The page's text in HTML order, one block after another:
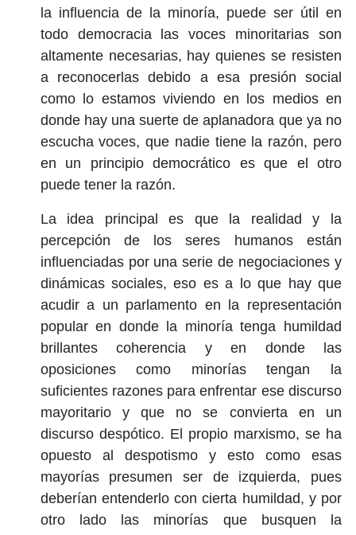
la influencia de la minoría, puede ser útil en
todo democracia las voces minoritarias son
altamente necesarias, hay quienes se resisten
a reconocerlas debido a esa presión social
como lo estamos viviendo en los medios en
donde hay una suerte de aplanadora que ya no
escucha voces, que nadie tiene la razón, pero
en un principio democrático es que el otro
puede tener la razón.
La idea principal es que la realidad y la
percepción de los seres humanos están
influenciadas por una serie de negociaciones y
dinámicas sociales, eso es a lo que hay que
acudir a un parlamento en la representación
popular en donde la minoría tenga humildad
brillantes coherencia y en donde las
oposiciones como minorías tengan la
suficientes razones para enfrentar ese discurso
mayoritario y que no se convierta en un
discurso despótico. El propio marxismo, se ha
opuesto al despotismo y esto como esas
mayorías presumen ser de izquierda, pues
deberían entenderlo con cierta humildad, y por
otro lado las minorías que busquen la